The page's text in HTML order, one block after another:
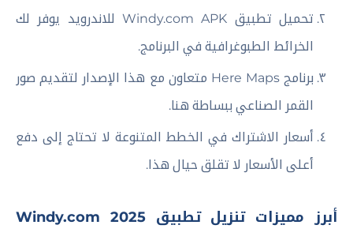
تحميل تطبيق Windy.com APK للاندرويد يوفر لك
الخرائط الطبوغرافية في البرنامج.
برنامج Here Maps متعاون مع هذا الإصدار لتقديم صور
القمر الصناعي ببساطة هنا.
أسعار الاشتراك في الخطط المتنوعة لا تحتاج إلى دفع
أعلى الأسعار لا تقلق حيال هذا.
أبرز مميزات تنزيل تطبيق Windy.com 2025